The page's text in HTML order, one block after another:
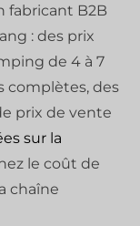
fabricant B2B
: des prix
de 4 à 7
complètes, des
prix de vente
sur la
le coût de
chaîne